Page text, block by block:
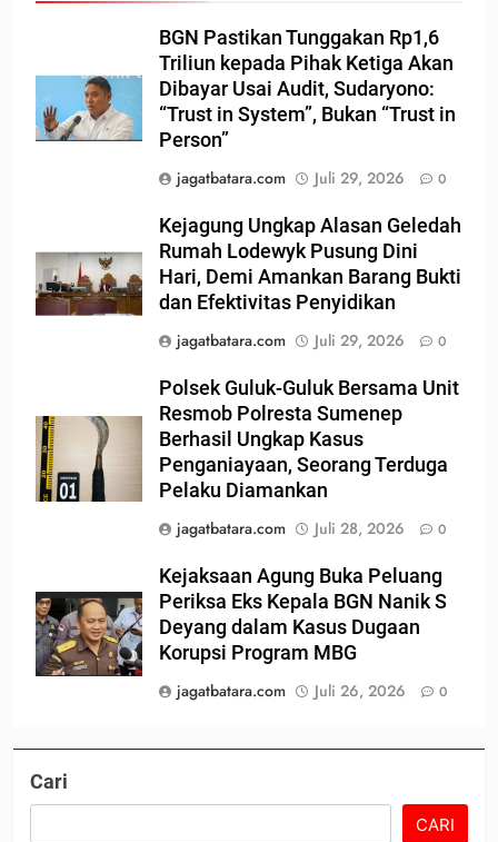
BGN Pastikan Tunggakan Rp1,6
Triliun kepada Pihak Ketiga Akan
Dibayar Usai Audit, Sudaryono:
“Trust in System”, Bukan “Trust in
Person”
jagatbatara.com
Juli 29, 2026 0
Kejagung Ungkap Alasan Geledah
Rumah Lodewyk Pusung Dini
Hari, Demi Amankan Barang Bukti
dan Efektivitas Penyidikan
jagatbatara.com
Juli 29, 2026 0
Polsek Guluk-Guluk Bersama Unit
Resmob Polresta Sumenep
Berhasil Ungkap Kasus
Penganiayaan, Seorang Terduga
Pelaku Diamankan
jagatbatara.com
Juli 28, 2026 0
Kejaksaan Agung Buka Peluang
Periksa Eks Kepala BGN Nanik S
Deyang dalam Kasus Dugaan
Korupsi Program MBG
jagatbatara.com
Juli 26, 2026 0
Cari
CARI